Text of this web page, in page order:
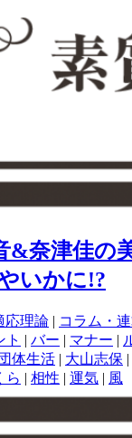
&奈津佳の
いかに!?
応理論 | コラム・
ト | バー | マナー |
団体生活 | 大山志保 |
ら | 相性 | 運気 | 風